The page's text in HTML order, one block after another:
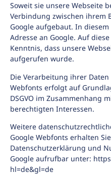
Soweit sie unsere Webseite
Verbindung zwischen ihrem
Google aufgebaut. In
Adresse an Google. Auf
Kenntnis, dass unsere
aufgerufen wurde.
Die Verarbeitung ihrer
Webfonts erfolgt auf
DSGVO im Zusammenhang
berechtigten Interessen.
Weitere
Google Webfonts erhalten
Datenschutzerklärung und
Google aufrufbar unter:
hl=de&gl=de